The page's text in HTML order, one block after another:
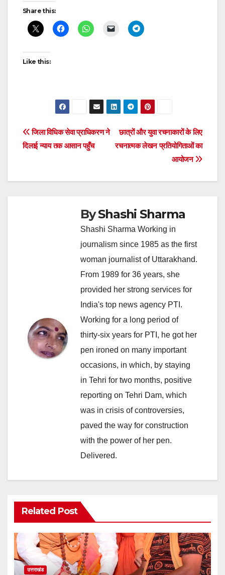
Share this:
Like this:
Post
navigation
छात्रों और युवा रचनाकारों के लिए
रचनात्मक लेखन प्रतियोगिताओं का
आयोजन
जिला विधिक सेवा प्राधिकरण ने
दिलाई न्याय तक आसान पहुँच
ByShashi Sharma
Shashi Sharma Working in
journalism since 1985 as the first
woman journalist of Uttarakhand.
From 1989 for 36 years, she
provided her strong services for
India's top news agency PTI.
Working for a long period of
thirty-six years for PTI, he got her
pen ironed on many important
occasions, in which, by staying
in Tehri for two months, positive
reporting on Tehri Dam, which
was in crisis of controversies,
paved the way for construction
with the power of her pen.
Delivered.
Related Post
उत्तराखंड